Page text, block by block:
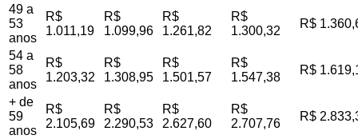
49 a
53
anos
R$
1.011,19
R$
1.099,96
R$
1.261,82
R$
1.300,32
R$
54 a
58
anos
R$
1.203,32
R$
1.308,95
R$
1.501,57
R$
1.547,38
R$
+ de
59
anos
R$
2.105,69
R$
2.290,53
R$
2.627,60
R$
2.707,76
R$